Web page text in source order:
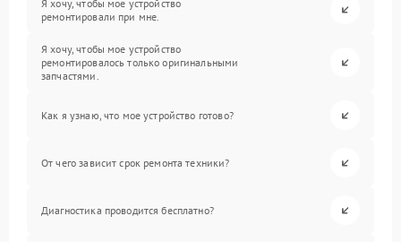
Я хочу, чтобы мое устройство
ремонтировали при мне.
Я хочу, чтобы мое устройство
ремонтировалось только оригинальными
запчастями.
Как я узнаю, что мое устройство готово?
От чего зависит срок ремонта техники?
Диагностика проводится бесплатно?